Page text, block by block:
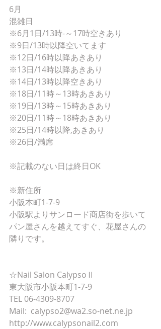
6月
混雑日
※6月1日/13時-～17時空きあり
※9日/13時以降空いてます
※12日/16時以降あきあり
※13日/14時以降あきあり
※14日/13時以降空きあり
※18日/11時～13時あきあり
※19日/13時～15時あきあり
※20日/11時～18時あきあり
※25日/14時以降,あきあり
※26日/満席
※記載のない日は終日OK
※新住所
小阪本町1-7-9
小阪駅よりサンロード商店街を歩いて
パン屋さんを越えてすぐ、花屋さんの
隣りです。
☆Nail Salon CalypsoⅡ
東大阪市小阪本町1-7-9
TEL 06-4309-8707
Mail:  calypso2@wa2.so-net.ne.jp
http://www.calypsonail2.com